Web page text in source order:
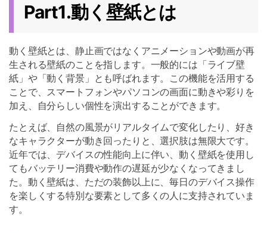
Part1.動く壁紙とは
動く壁紙とは、静止画ではなくアニメーションや動画が再
生される壁紙のことを指します。一般的には「ライブ壁
紙」や「動く背景」とも呼ばれます。この機能を活用する
ことで、スマートフォンやパソコンの画面に動きや彩りを
加え、自分らしい個性を演出することができます。
たとえば、自然の風景がリアルタイムで変化したり、好き
なキャラクターが動き回ったりと、選択肢は無限大です。
近年では、デバイスの性能向上に伴い、動く壁紙を使用し
てもバッテリー消費や動作の遅延が少なくなってきまし
た。動く壁紙は、ただの装飾以上に、毎日のデバイス操作
を楽しくする特別な要素として多くの人に支持されていま
す。